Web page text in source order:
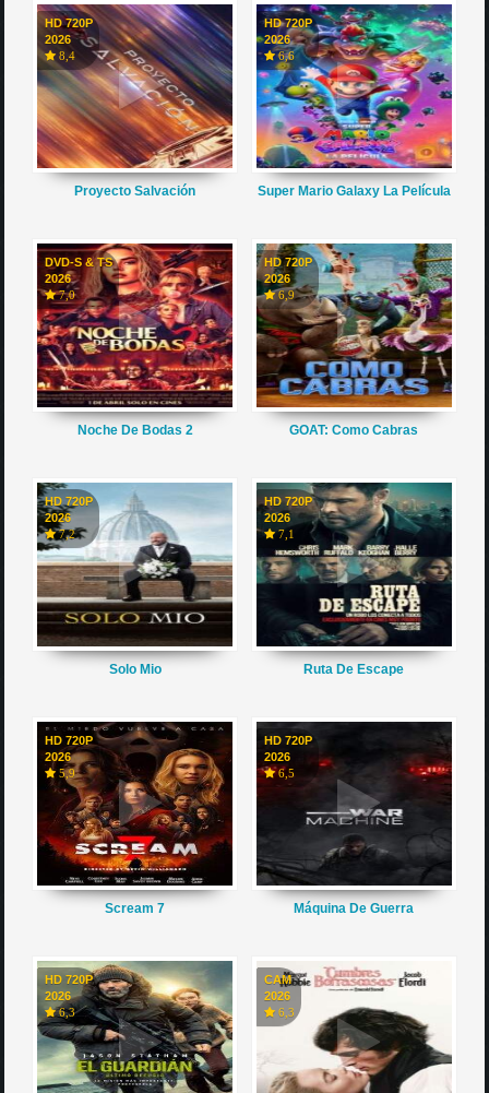
HD 720P
2026
8,4
Proyecto Salvación
HD 720P
2026
6,6
Super Mario Galaxy La Película
DVD-S & TS
2026
7,0
Noche De Bodas 2
HD 720P
2026
6,9
GOAT: Como Cabras
HD 720P
2026
7,2
Solo Mio
HD 720P
2026
7,1
Ruta De Escape
HD 720P
2026
5,9
Scream 7
HD 720P
2026
6,5
Máquina De Guerra
HD 720P
2026
6,3
CAM
2026
6,3